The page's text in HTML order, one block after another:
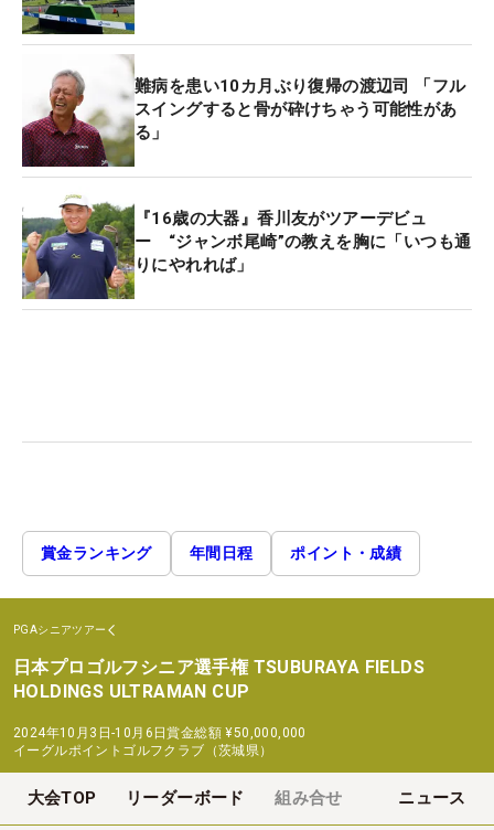
難病を患い10カ月ぶり復帰の渡辺司 「フル
スイングすると骨が砕けちゃう可能性があ
る」
『16歳の大器』香川友がツアーデビュ
ー “ジャンボ尾崎”の教えを胸に「いつも通
りにやれれば」
賞金ランキング 年間日程 ポイント・成績
PGAシニアツアー
日本プロゴルフシニア選手権 TSUBURAYA FIELDS
HOLDINGS ULTRAMAN CUP
2024年10月3日-10月6日賞金総額 ¥50,000,000
イーグルポイントゴルフクラブ（茨城県）
大会TOP リーダーボード 組み合せ ニュース